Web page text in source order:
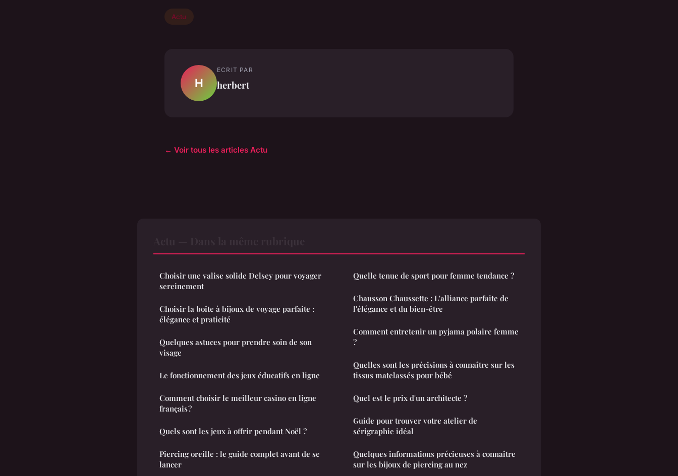
Actu
H
ECRIT PAR
herbert
← Voir tous les articles Actu
Choisir une valise solide Delsey pour voyager
sereinement
Choisir la boîte à bijoux de voyage parfaite :
élégance et praticité
Quelques astuces pour prendre soin de son
visage
Le fonctionnement des jeux éducatifs en ligne
Comment choisir le meilleur casino en ligne
français ?
Quels sont les jeux à offrir pendant Noël ?
Piercing oreille : le guide complet avant de se
lancer
Quelle tenue de sport pour femme tendance ?
Chausson Chaussette : L'alliance parfaite de
l'élégance et du bien-être
Comment entretenir un pyjama polaire femme
?
Quelles sont les précisions à connaître sur les
tissus matelassés pour bébé
Quel est le prix d'un architecte ?
Guide pour trouver votre atelier de
sérigraphie idéal
Quelques informations précieuses à connaître
sur les bijoux de piercing au nez